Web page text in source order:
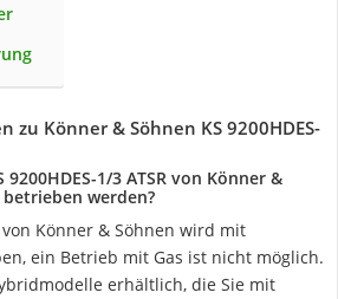
zu Könner & Söhnen KS 9200HDES-
1/3 ATSR von Könner &
werden?
Könner & Söhnen wird mit
ein Betrieb mit Gas ist nicht möglich.
erhältlich, die Sie mit